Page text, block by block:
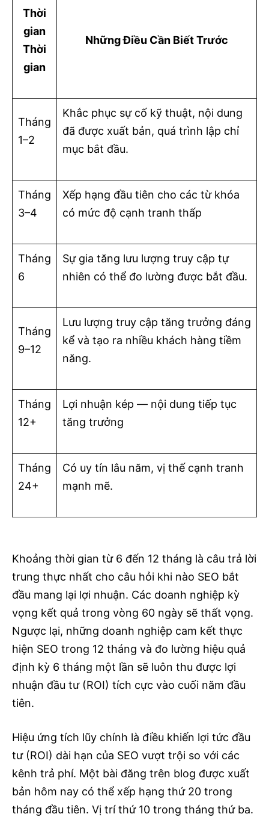
Thời
gian
Thời
gian
Những Điều Cần Biết Trước
Tháng
1–2
Khắc phục sự cố kỹ thuật, nội dung
đã được xuất bản, quá trình lập chỉ
mục bắt đầu.
Tháng
3–4
Xếp hạng đầu tiên cho các từ khóa
có mức độ cạnh tranh thấp
Tháng
6
Sự gia tăng lưu lượng truy cập tự
nhiên có thể đo lường được bắt đầu.
Tháng
9–12
Lưu lượng truy cập tăng trưởng đáng
kể và tạo ra nhiều khách hàng tiềm
năng.
Tháng
12+
Lợi nhuận kép — nội dung tiếp tục
tăng trưởng
Tháng
24+
Có uy tín lâu năm, vị thế cạnh tranh
mạnh mẽ.
Khoảng thời gian từ 6 đến 12 tháng là câu trả lời
trung thực nhất cho câu hỏi khi nào SEO bắt
đầu mang lại lợi nhuận. Các doanh nghiệp kỳ
vọng kết quả trong vòng 60 ngày sẽ thất vọng.
Ngược lại, những doanh nghiệp cam kết thực
hiện SEO trong 12 tháng và đo lường hiệu quả
định kỳ 6 tháng một lần sẽ luôn thu được lợi
nhuận đầu tư (ROI) tích cực vào cuối năm đầu
tiên.
Hiệu ứng tích lũy chính là điều khiến lợi tức đầu
tư (ROI) dài hạn của SEO vượt trội so với các
kênh trả phí. Một bài đăng trên blog được xuất
bản hôm nay có thể xếp hạng thứ 20 trong
tháng đầu tiên. Vị trí thứ 10 trong tháng thứ ba.